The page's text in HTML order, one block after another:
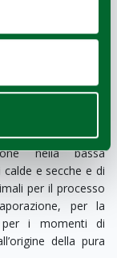
la sosta a un
degustazione del
è la degna e
nella bassa
e secche e di
per il processo
per la
per i momenti di
della pura